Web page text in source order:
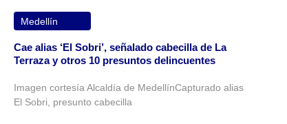
Medellín
Cae alias ‘El Sobri’, señalado cabecilla de La
Terraza y otros 10 presuntos delincuentes
Imagen cortesía Alcaldía de MedellínCapturado alias
El Sobri, presunto cabecilla